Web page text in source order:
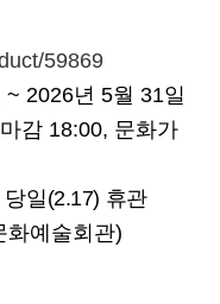
59869
2026년 5월 31일
감 18:00, 문화가
일(2.17) 휴관
예술회관)